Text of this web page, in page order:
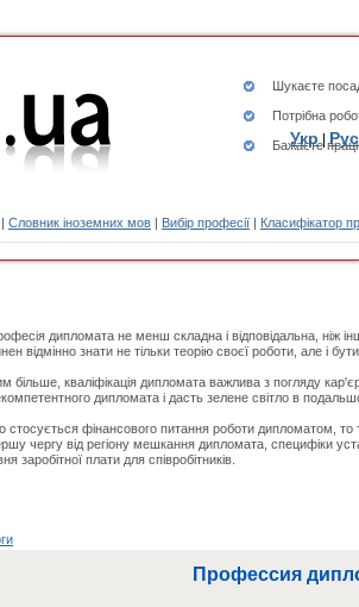
Шукаєте
Потрібна
Бажаєте
| Словник іноземних мов | Вибір професії | Класифікатор
Укр|Рус
дипломата не менш складна і відповідальна, ніж
відмінно знати не тільки теорію своєї роботи, але і
більше, кваліфікація дипломата важлива з погляду
дипломата і дасть зелене світло в
стосується фінансового питання роботи дипломатом, то
чергу від регіону мешкання дипломата, специфіки
заробітної плати для співробітників.
Профессия